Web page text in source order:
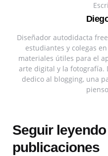
Diseñador autodidacta
estudiantes y colegas
materiales útiles para el
arte digital y la fotografía.
dedico al blogging, una
Seguir
publicaciones